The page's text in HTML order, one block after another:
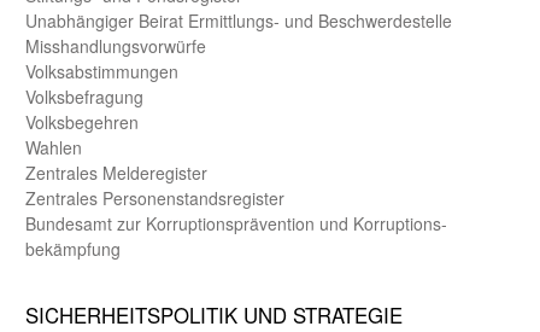
Unab­hängiger Beirat Ermittlungs- und Beschwerde­stelle
Misshandlungs­vorwürfe
Volks­abstimmungen
Volks­befragung
Volks­begehren
Wahlen
Zentrales Melde­register
Zentrales Personen­stands­register
Bundes­amt zur Korrup­tions­prävention und Korrup­tions­
bekämpfung
SICHER­HEITS­POLITIK UND STRATEGIE